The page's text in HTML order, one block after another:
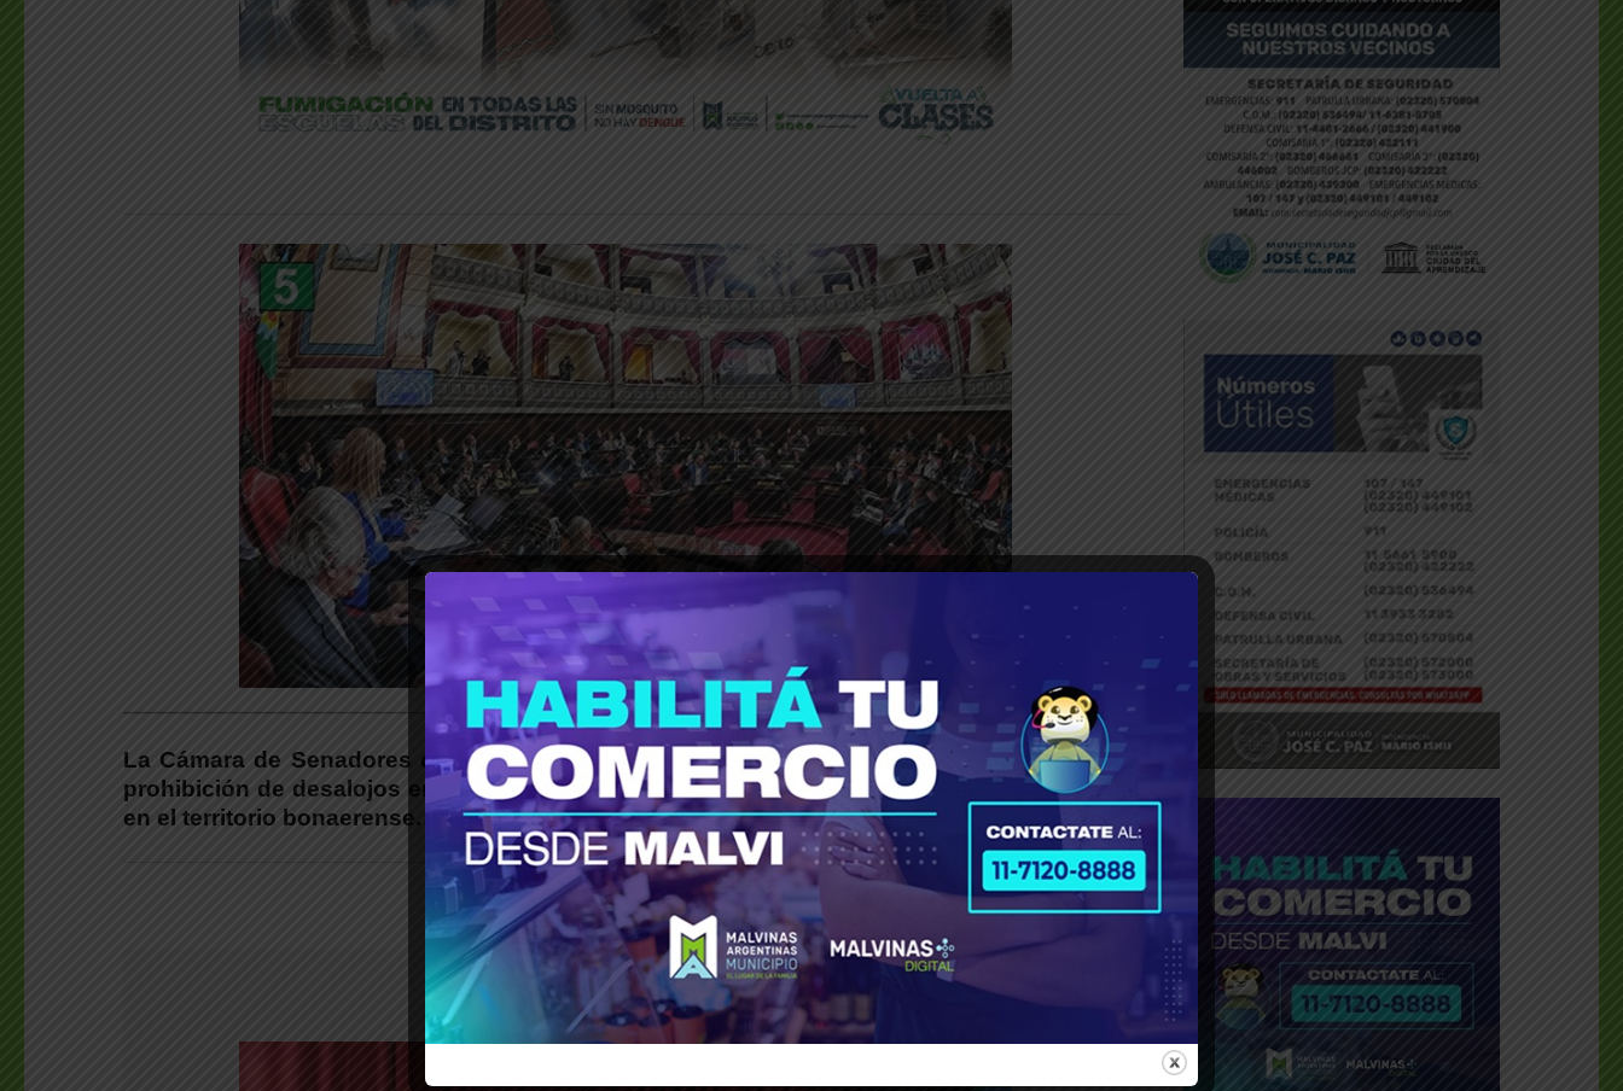
________________________________________________________________________________
La Cámara de Senadores de la provincia de Buenos Aires aprobó la ley que prorroga la
prohibición de desalojos en los espacios de trabajo de cientos de empresas recuperadas
en el territorio bonaerense.